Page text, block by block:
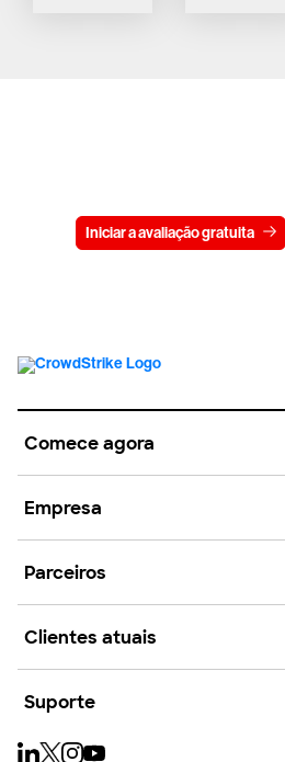
Iniciar a avaliação gratuita
Comece agora
Empresa
Parceiros
Clientes atuais
Suporte